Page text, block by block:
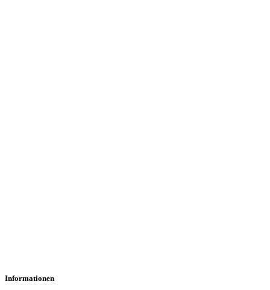
Informationen